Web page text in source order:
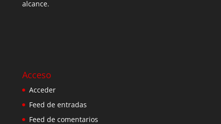
alcance.
Acceso
Acceder
Feed de entradas
Feed de comentarios